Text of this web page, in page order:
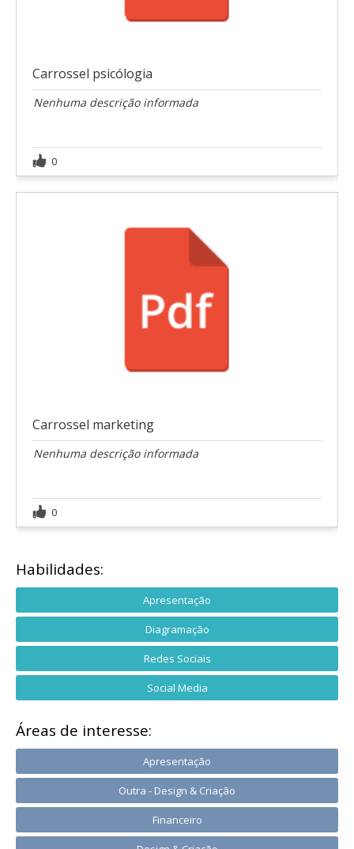
Carrossel psicólogia
Nenhuma descrição informada
0
Carrossel marketing
Nenhuma descrição informada
0
Habilidades:
Apresentação
Diagramação
Redes Sociais
Social Media
Áreas de interesse:
Apresentação
Outra - Design & Criação
Financeiro